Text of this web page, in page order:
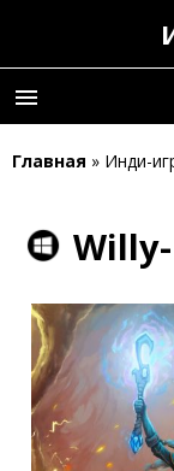
menu
Главная » Инди-